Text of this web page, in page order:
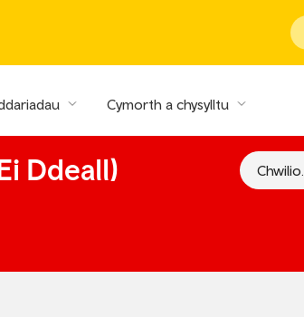
Cymorth a chysylltu
Ddeall) Chwilio